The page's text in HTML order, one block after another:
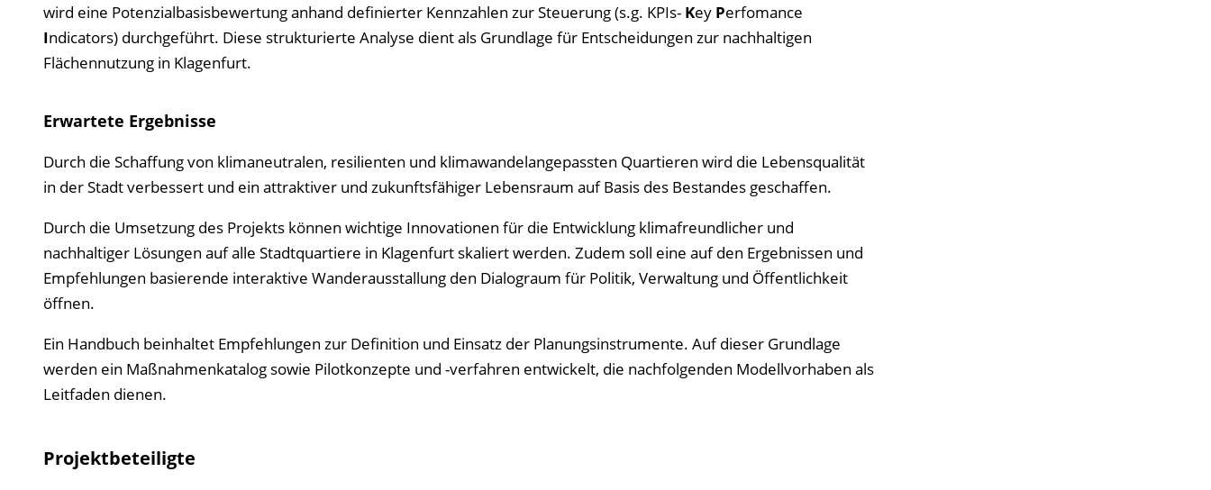
wird eine Potenzialbasisbewertung anhand definierter Kennzahlen zur Steuerung (s.g. KPIs- Key Perfomance
Indicators) durchgeführt. Diese strukturierte Analyse dient als Grundlage für Entscheidungen zur nachhaltigen
Flächennutzung in Klagenfurt.
Erwartete Ergebnisse
Durch die Schaffung von klimaneutralen, resilienten und klimawandelangepassten Quartieren wird die Lebensqualität
in der Stadt verbessert und ein attraktiver und zukunftsfähiger Lebensraum auf Basis des Bestandes geschaffen.
Durch die Umsetzung des Projekts können wichtige Innovationen für die Entwicklung klimafreundlicher und
nachhaltiger Lösungen auf alle Stadtquartiere in Klagenfurt skaliert werden. Zudem soll eine auf den Ergebnissen und
Empfehlungen basierende interaktive Wanderausstallung den Dialograum für Politik, Verwaltung und Öffentlichkeit
öffnen.
Ein Handbuch beinhaltet Empfehlungen zur Definition und Einsatz der Planungsinstrumente. Auf dieser Grundlage
werden ein Maßnahmenkatalog sowie Pilotkonzepte und -verfahren entwickelt, die nachfolgenden Modellvorhaben als
Leitfaden dienen.
Projektbeteiligte